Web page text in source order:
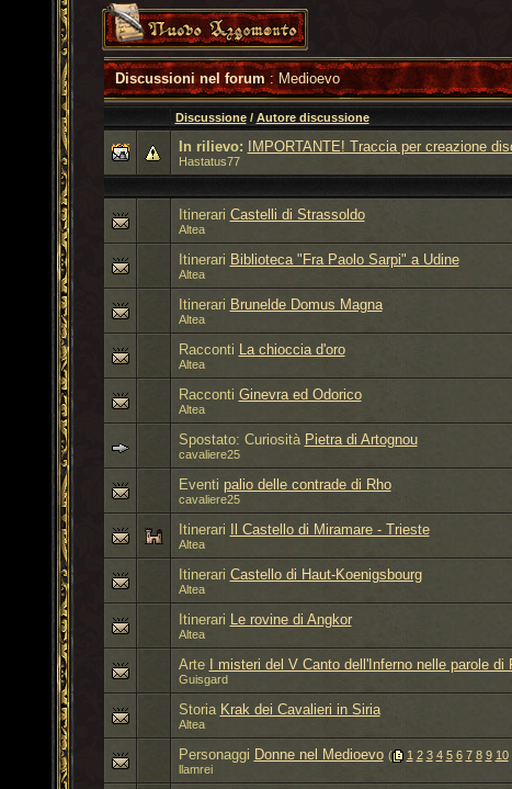
Discussioni nel forum: Medioevo
Discussione/ Autore discussione
In rilievo: IMPORTANTE! Traccia per creazione
Hastatus77
Itinerari Castelli di Strassoldo
Altea
Itinerari Biblioteca "Fra Paolo Sarpi" a Udine
Altea
Itinerari Brunelde Domus Magna
Altea
Racconti La chioccia d'oro
Altea
Racconti Ginevra ed Odorico
Altea
Spostato: Curiosità Pietra di Artognou
cavaliere25
Eventi palio delle contrade di Rho
cavaliere25
Itinerari Il Castello di Miramare - Trieste
Altea
Itinerari Castello di Haut-Koenigsbourg
Altea
Itinerari Le rovine di Angkor
Altea
Arte I misteri del V Canto dell'Inferno nelle parole di
Guisgard
Storia Krak dei Cavalieri in Siria
Altea
Personaggi Donne nel Medioevo‎ ( 1 2 3 4 5 6 7 8 9 10
llamrei